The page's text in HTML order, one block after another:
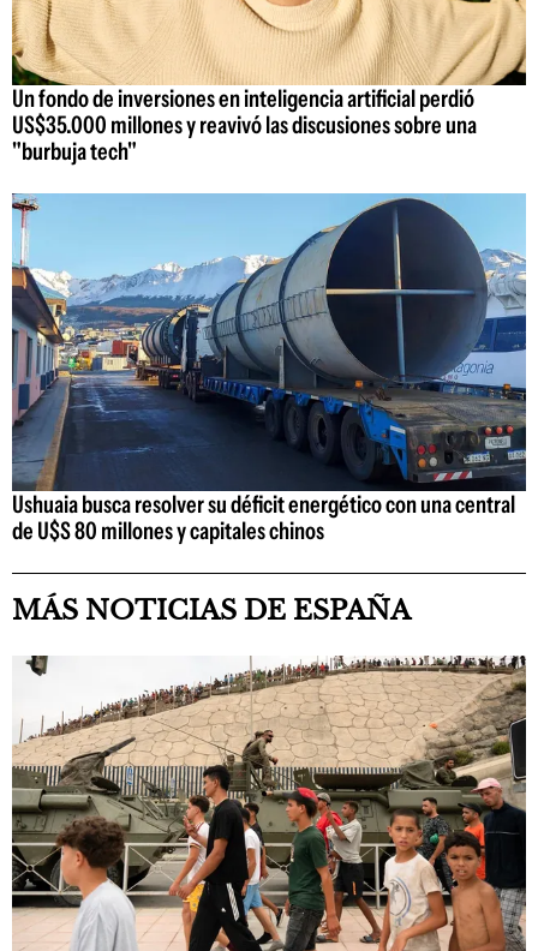
Un fondo de inversiones en inteligencia artificial perdió
US$35.000 millones y reavivó las discusiones sobre una
"burbuja tech"
Ushuaia busca resolver su déficit energético con una central
de U$S 80 millones y capitales chinos
MÁS NOTICIAS DE ESPAÑA